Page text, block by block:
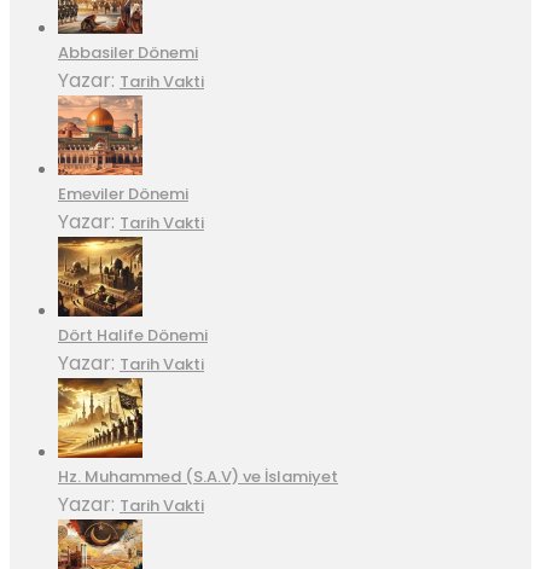
Abbasiler Dönemi
Yazar: Tarih Vakti
Emeviler Dönemi
Yazar: Tarih Vakti
Dört Halife Dönemi
Yazar: Tarih Vakti
Hz. Muhammed (S.A.V) ve İslamiyet
Yazar: Tarih Vakti